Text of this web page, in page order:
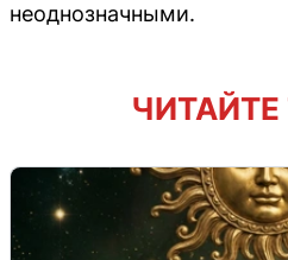
неоднозначными.